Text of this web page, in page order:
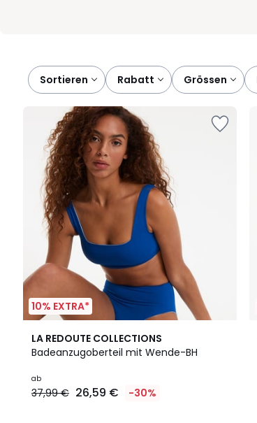
Sortieren rabatt grössen
10% EXTRA*
LA REDOUTE COLLECTIONS
Badeanzugoberteil mit Wende-BH
Ab
26,59
ab
37,99 € 26,59 € -30%
3,3
/ 5
2
Farben